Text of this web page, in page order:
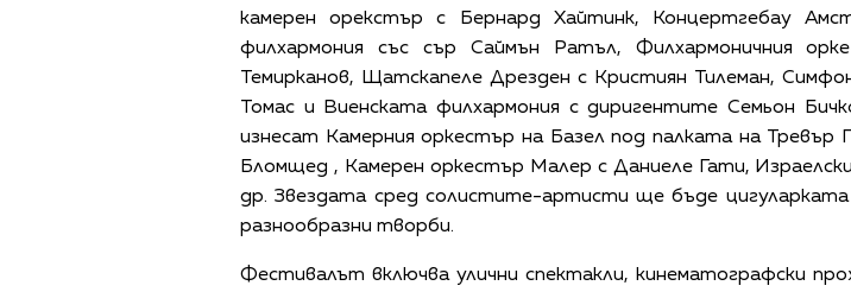
камерен орекстър с Бернард Хайтинк, Концертгебау
филхармония със сър Саймън Ратъл, Филхармоничния
Темирканов, Щатскапеле Дрезден с Кристиян Тилеман,
Томас и Виенската филхармония с диригентите Семьон
изнесат Камерния оркестър на Базел под палката на
Бломщед , Камерен оркестър Малер с Даниеле Гати,
др. Звездата сред солистите-артисти ще бъде
разнообразни творби.
Фестивалът включва улични спектакли, кинематографски